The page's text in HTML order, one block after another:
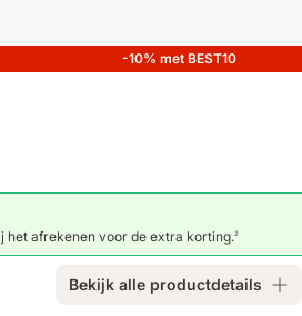
-10% met BEST10
het afrekenen voor de extra korting.2
Bekijk alle productdetails